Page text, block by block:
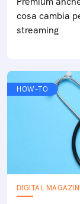
cosa cambia
streaming
HOW-TO
DIGITAL